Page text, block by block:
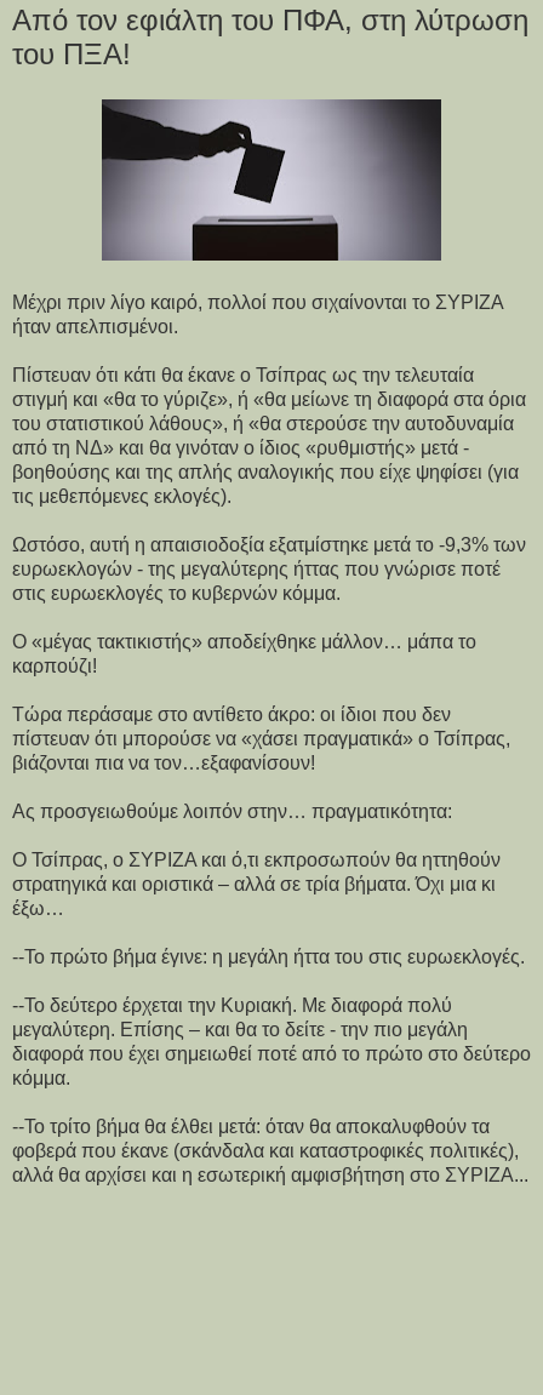
Από τον εφιάλτη του ΠΦΑ, στη λύτρωση
του ΠΞΑ!
Μέχρι πριν λίγο καιρό, πολλοί που σιχαίνονται το ΣΥΡΙΖΑ
ήταν απελπισμένοι.
Πίστευαν ότι κάτι θα έκανε ο Τσίπρας ως την τελευταία
στιγμή και «θα το γύριζε», ή «θα μείωνε τη διαφορά στα όρια
του στατιστικού λάθους», ή «θα στερούσε την αυτοδυναμία
από τη ΝΔ» και θα γινόταν ο ίδιος «ρυθμιστής» μετά -
βοηθούσης και της απλής αναλογικής που είχε ψηφίσει (για
τις μεθεπόμενες εκλογές).
Ωστόσο, αυτή η απαισιοδοξία εξατμίστηκε μετά το -9,3% των
ευρωεκλογών - της μεγαλύτερης ήττας που γνώρισε ποτέ
στις ευρωεκλογές το κυβερνών κόμμα.
Ο «μέγας τακτικιστής» αποδείχθηκε μάλλον… μάπα το
καρπούζι!
Τώρα περάσαμε στο αντίθετο άκρο: οι ίδιοι που δεν
πίστευαν ότι μπορούσε να «χάσει πραγματικά» ο Τσίπρας,
βιάζονται πια να τον…εξαφανίσουν!
Ας προσγειωθούμε λοιπόν στην… πραγματικότητα:
Ο Τσίπρας, ο ΣΥΡΙΖΑ και ό,τι εκπροσωπούν θα ηττηθούν
στρατηγικά και οριστικά – αλλά σε τρία βήματα. Όχι μια κι
έξω…
--Το πρώτο βήμα έγινε: η μεγάλη ήττα του στις ευρωεκλογές.
--Το δεύτερο έρχεται την Κυριακή. Με διαφορά πολύ
μεγαλύτερη. Επίσης – και θα το δείτε - την πιο μεγάλη
διαφορά που έχει σημειωθεί ποτέ από το πρώτο στο δεύτερο
κόμμα.
--Το τρίτο βήμα θα έλθει μετά: όταν θα αποκαλυφθούν τα
φοβερά που έκανε (σκάνδαλα και καταστροφικές πολιτικές),
αλλά θα αρχίσει και η εσωτερική αμφισβήτηση στο ΣΥΡΙΖΑ...